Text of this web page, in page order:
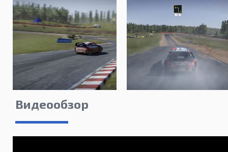
Видеообзор